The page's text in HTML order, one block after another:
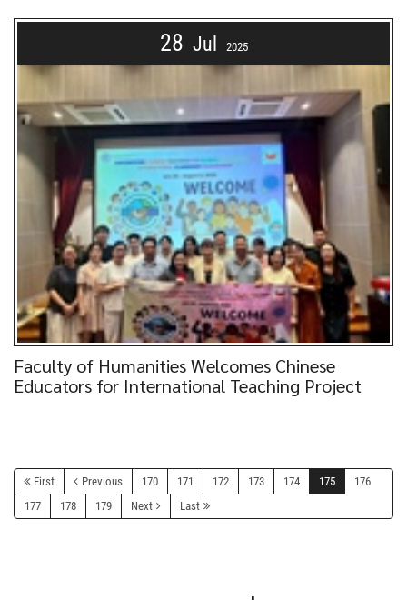
28 Jul 2025
Faculty of Humanities Welcomes Chinese
Educators for International Teaching Project
First Previous 170 171 172 173 174 175
176
177
178 179 Next Last